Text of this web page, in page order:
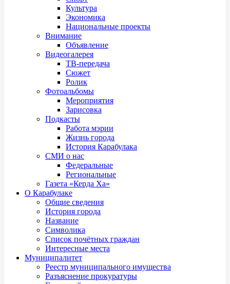
Культура
Экономика
Национальные проекты
Внимание
Объявление
Видеогалерея
ТВ-передача
Сюжет
Ролик
Фотоальбомы
Мероприятия
Зарисовка
Подкасты
Работа мэрии
Жизнь города
История Карабулака
СМИ о нас
Федеральные
Региональные
Газета «Керда Ха»
О Карабулаке
Общие сведения
История города
Название
Символика
Список почётных граждан
Интересные места
Муниципалитет
Реестр муниципального имущества
Разъяснение прокуратуры